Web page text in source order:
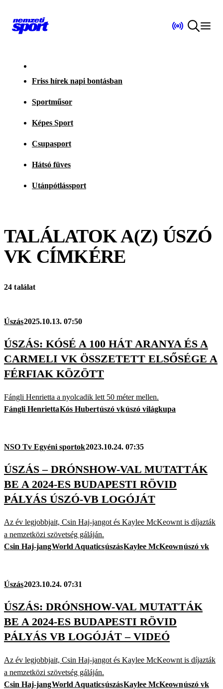
Friss hírek napi bontásban
Sportműsor
Képes Sport
Csupasport
Hátsó füves
Utánpótlássport
TALÁLATOK A(Z) ÚSZÓ
VKCÍMKÉRE
24 találat
Úszás2025.10.13. 07:50
ÚSZÁS: KÓSÉ A 100 HÁT ARANYA ÉS A
CARMELI VK ÖSSZETETT ELSŐSÉGE A
FÉRFIAK KÖZÖTT
Fángli Henrietta a nyolcadik lett 50 méter mellen.
Fángli HenriettaKós Hubertúszó vkúszó világkupa
NSO Tv Egyéni sportok2023.10.24. 07:35
ÚSZÁS – DRÓNSHOW-VAL MUTATTÁK
BE A 2024-ES BUDAPESTI RÖVID
PÁLYÁS ÚSZÓ-VB LOGÓJÁT
Az év legjobbjait, Csin Haj-jangot és Kaylee McKeownt is díjazták
a nemzetközi szövetség gáláján.
Csin Haj-jangWorld AquaticsúszásKaylee McKeownúszó vk
Úszás2023.10.24. 07:31
ÚSZÁS: DRÓNSHOW-VAL MUTATTÁK
BE A 2024-ES BUDAPESTI RÖVID
PÁLYÁS VB LOGÓJÁT – VIDEÓ
Az év legjobbjait, Csin Haj-jangot és Kaylee McKeownt is díjazták
a nemzetközi szövetség gáláján.
Csin Haj-jangWorld AquaticsúszásKaylee McKeownúszó vk